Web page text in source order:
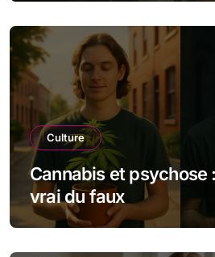
Culture
Cannabis et psychose
vrai du faux